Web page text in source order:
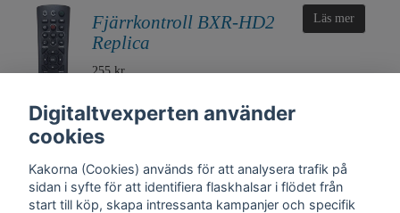
Fjärrkontroll BXR-HD2
Replica
255 kr
Läs mer
Digitaltvexperten använder
cookies
Kakorna (Cookies) används för att analysera trafik på
sidan i syfte för att identifiera flaskhalsar i flödet från
start till köp, skapa intressanta kampanjer och specifik